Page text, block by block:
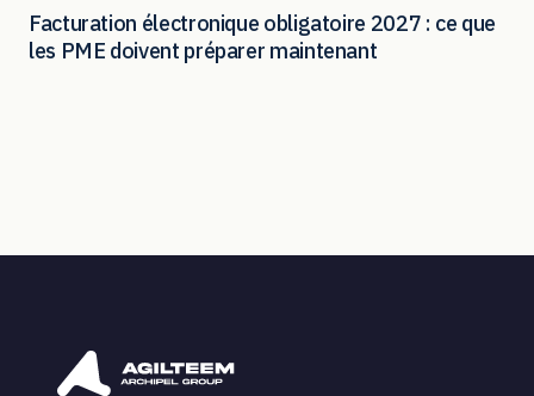
Facturation électronique obligatoire 2027 : ce que
les PME doivent préparer maintenant